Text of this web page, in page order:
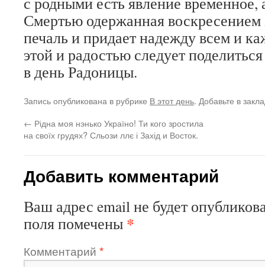
Смертью одержанная воскресением
печаль и придает надежду всем и
этой и радостью следует
в день Радоницы.
Запись опубликована в рубрике В этот день. Добавьте в
← Рідна моя нэнько Україно! Ти кого зростила
на своїх грудях? Сльози ллє і Захід и Восток.
Добавить комментарий
Ваш адрес email не будет
поля помечены *
Комментарий *